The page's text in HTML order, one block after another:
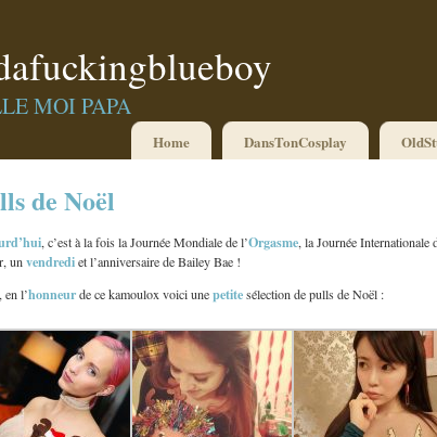
MOI PAPA
Home DansTonCosplay
de Noël
, c’est à la fois la Journée Mondiale de l’Orgasme, la Journée Internationale
unvendrediet l’anniversaire de Bailey Bae !
l’honneurde ce kamoulox voici unepetitesélection de pulls de Noël :